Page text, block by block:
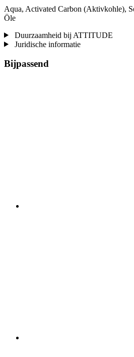
Aqua, Activated Carbon (Aktivkohle),
Öle
Duurzaamheid bij ATTITUDE
Juridische informatie
Bijpassend